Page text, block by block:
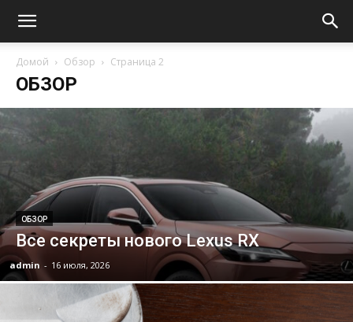
Домой Обзор Страница 2
ОБЗОР
ОБЗОР
Все секреты нового Lexus RX
admin - 16 июля, 2026